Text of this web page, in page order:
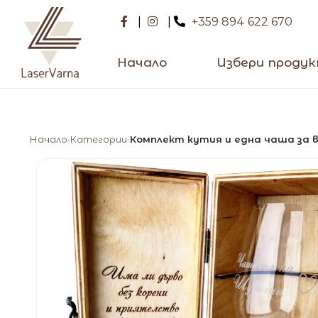
+359 894 622 670
Начало Избери
Начало›Категории›Комплект кутия и една чаша за